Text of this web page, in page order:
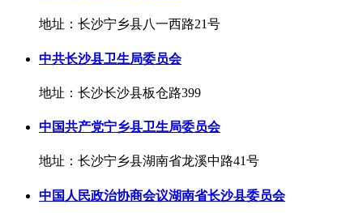
地址：长沙宁乡县八一西路21号
中共长沙县卫生局委员会
地址：长沙长沙县板仓路399
中国共产党宁乡县卫生局委员会
地址：长沙宁乡县湖南省龙溪中路41号
中国人民政治协商会议湖南省长沙县委员会